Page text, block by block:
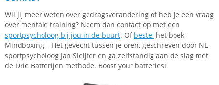
Wil jij meer weten over gedragsverandering of heb je een vraag
over mentale training? Neem dan contact op met een
sportpsycholoog bij jou in de buurt. Of bestel het boek
Mindboxing – Het gevecht tussen je oren, geschreven door NL
sportpsycholoog Jan Sleijfer en ga zelfstandig aan de slag met
de Drie Batterijen methode. Boost your batteries!